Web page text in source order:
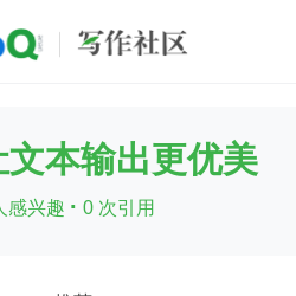
AI 大数据 团队管理
多
文本输出更优美
感兴趣 · 0 次引用